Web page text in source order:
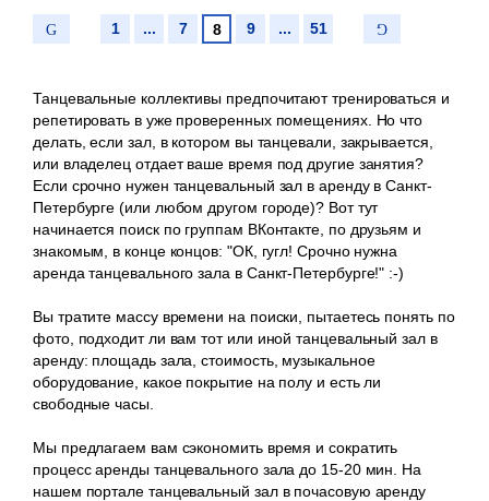
1 ... 7 8 9 ... 51
Танцевальные коллективы предпочитают тренироваться и
репетировать в уже проверенных помещениях. Но что
делать, если зал, в котором вы танцевали, закрывается,
или владелец отдает ваше время под другие занятия?
Если срочно нужен танцевальный зал в аренду в Санкт-
Петербурге (или любом другом городе)? Вот тут
начинается поиск по группам ВКонтакте, по друзьям и
знакомым, в конце концов: "ОК, гугл! Срочно нужна
аренда танцевального зала в Санкт-Петербурге!" :-)
Вы тратите массу времени на поиски, пытаетесь понять по
фото, подходит ли вам тот или иной танцевальный зал в
аренду: площадь зала, стоимость, музыкальное
оборудование, какое покрытие на полу и есть ли
свободные часы.
Мы предлагаем вам сэкономить время и сократить
процесс аренды танцевального зала до 15-20 мин. На
нашем портале танцевальный зал в почасовую аренду